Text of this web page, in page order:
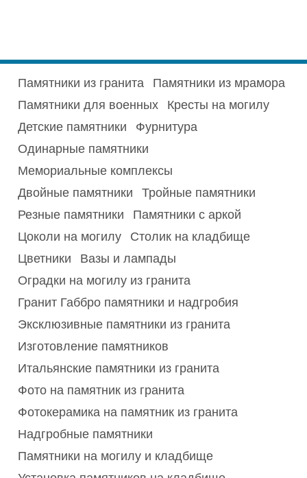
Памятники из гранита
Памятники из мрамора
Памятники для военных
Кресты на могилу
Детские памятники
Фурнитура
Одинарные памятники
Мемориальные комплексы
Двойные памятники
Тройные памятники
Резные памятники
Памятники с аркой
Цоколи на могилу
Столик на кладбище
Цветники
Вазы и лампады
Оградки на могилу из гранита
Гранит Габбро памятники и надгробия
Эксклюзивные памятники из гранита
Изготовление памятников
Итальянские памятники из гранита
Фото на памятник из гранита
Фотокерамика на памятник из гранита
Надгробные памятники
Памятники на могилу и кладбище